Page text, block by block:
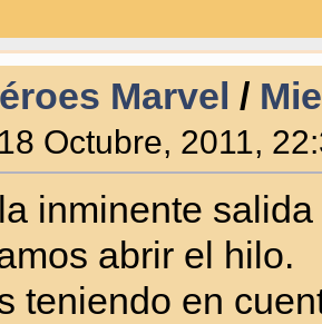
Marvel /
18 Octubre, 2011,
inminente
abrir el hilo.
teniendo en